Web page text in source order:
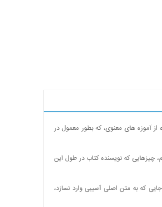
آموزه های معنوی، که بطور معمول در
چیزهایی که نویسنده کتاب در طول این
که به متن اصلی آسیبی وارد نسازد،